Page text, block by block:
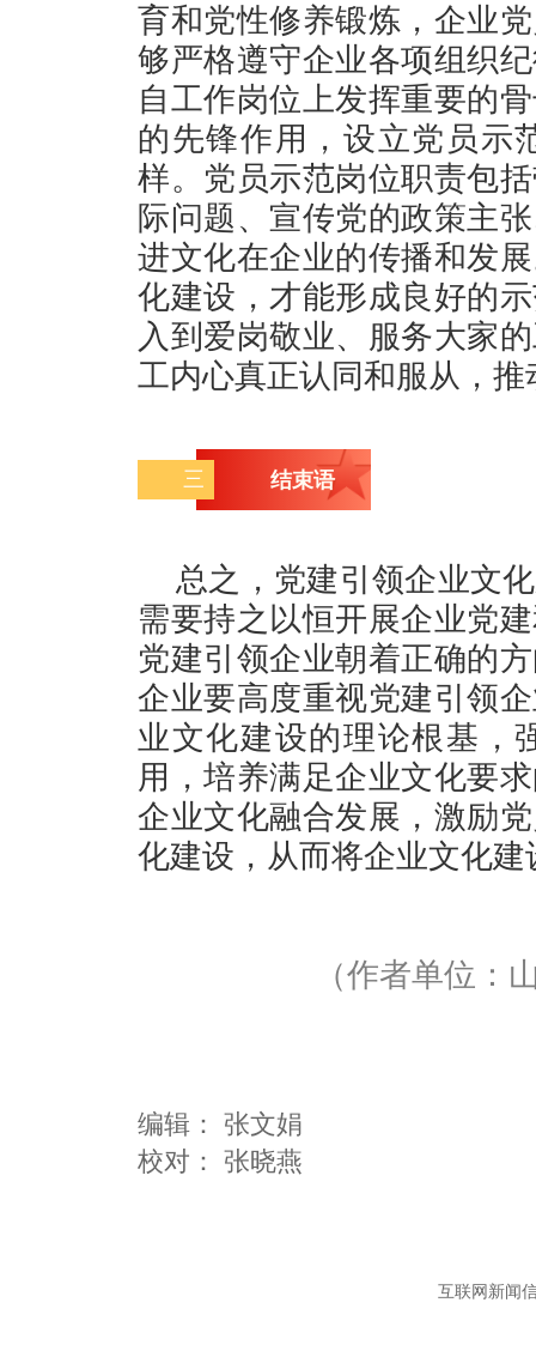
育和党性修养锻炼，企业
够严格遵守企业各项组织
自工作岗位上发挥重要的
的先锋作用，设立党员示
样。党员示范岗位职责包
际问题、宣传党的政策主
进文化在企业的传播和发
化建设，才能形成良好的
入到爱岗敬业、服务大家
工内心真正认同和服从，
三 结束语
总之，党建引领企业文
需要持之以恒开展企业党
党建引领企业朝着正确的
企业要高度重视党建引领
业文化建设的理论根基，
用，培养满足企业文化要
企业文化融合发展，激励
化建设，从而将企业文化
（作者单位：
编辑： 张文娟
互联网新闻